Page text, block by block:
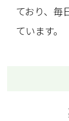
ており、毎
ています。